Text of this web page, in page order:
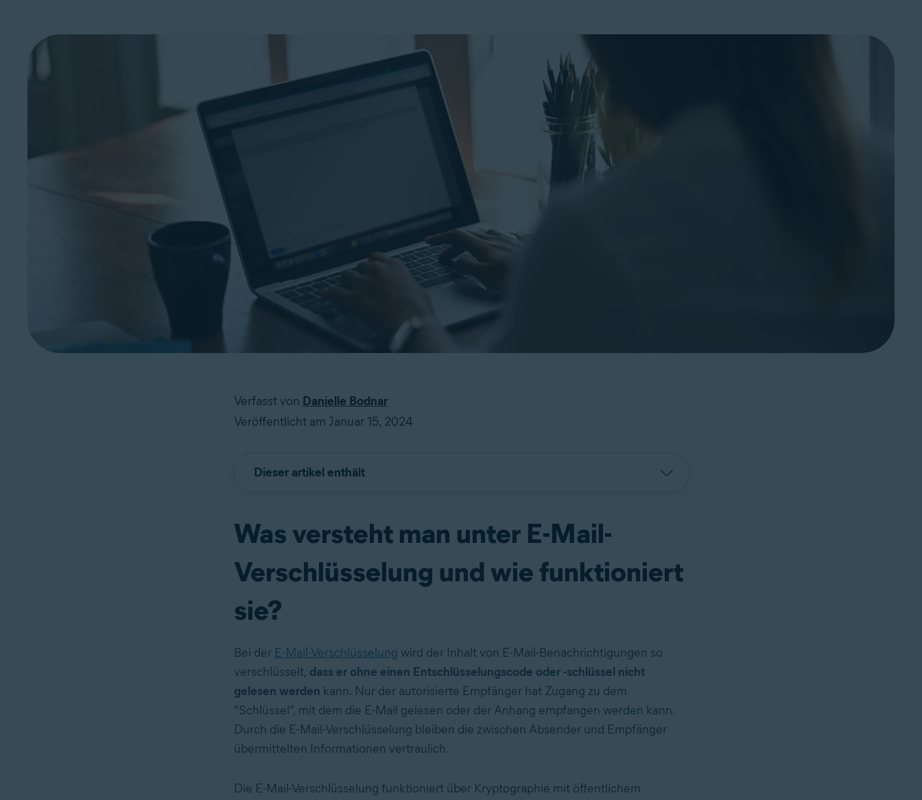
Verfasst von Danielle Bodnar
Veröffentlicht am Januar 15, 2024
Dieser artikel enthält
Was versteht man unter E-Mail-
Verschlüsselung und wie funktioniert
sie?
Bei der E-Mail-Verschlüsselung wird der Inhalt von E-Mail-Benachrichtigungen so
verschlüsselt, dass er ohne einen Entschlüsselungscode oder -schlüssel nicht
gelesen werden kann. Nur der autorisierte Empfänger hat Zugang zu dem
"Schlüssel", mit dem die E-Mail gelesen oder der Anhang empfangen werden kann.
Durch die E-Mail-Verschlüsselung bleiben die zwischen Absender und Empfänger
übermittelten Informationen vertraulich.
Die E-Mail-Verschlüsselung funktioniert über Kryptographie mit öffentlichem